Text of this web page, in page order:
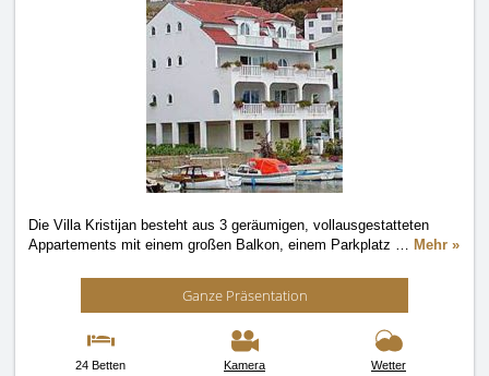
Die Villa Kristijan besteht aus 3 geräumigen, vollausgestatteten
Appartements mit einem großen Balkon, einem Parkplatz … Mehr »
Ganze Präsentation
24 Betten Kamera Wetter